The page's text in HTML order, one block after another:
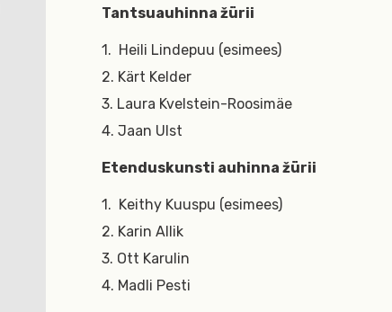
Tantsuauhinna žürii
1. Heili Lindepuu (esimees)
2. Kärt Kelder
3. Laura Kvelstein-Roosimäe
4. Jaan Ulst
Etenduskunsti auhinna žürii
1. Keithy Kuuspu (esimees)
2. Karin Allik
3. Ott Karulin
4. Madli Pesti